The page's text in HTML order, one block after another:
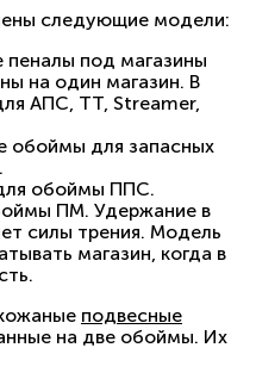
следующие модели:
пеналы под магазины
на один магазин. В
АПС, ТТ, Streamer,
обоймы для запасных
обоймы ППС.
ПМ. Удержание в
силы трения. Модель
магазин, когда в
подвесные
на две обоймы. Их